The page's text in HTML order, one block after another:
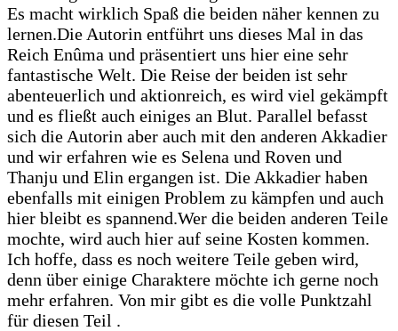
Es macht wirklich Spaß die beiden näher kennen zu
lernen.Die Autorin entführt uns dieses Mal in das
Reich Enûma und präsentiert uns hier eine sehr
fantastische Welt. Die Reise der beiden ist sehr
abenteuerlich und aktionreich, es wird viel gekämpft
und es fließt auch einiges an Blut. Parallel befasst
sich die Autorin aber auch mit den anderen Akkadier
und wir erfahren wie es Selena und Roven und
Thanju und Elin ergangen ist. Die Akkadier haben
ebenfalls mit einigen Problem zu kämpfen und auch
hier bleibt es spannend.Wer die beiden anderen Teile
mochte, wird auch hier auf seine Kosten kommen.
Ich hoffe, dass es noch weitere Teile geben wird,
denn über einige Charaktere möchte ich gerne noch
mehr erfahren. Von mir gibt es die volle Punktzahl
für diesen Teil .